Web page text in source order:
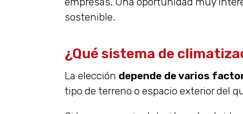
sostenible.
¿Qué sistema de
La elección depende de varios
tipo de terreno o espacio exterior del